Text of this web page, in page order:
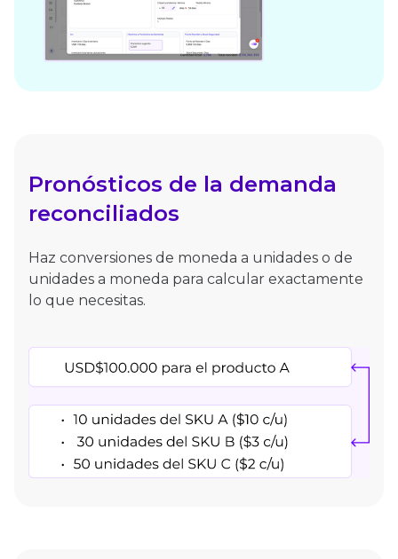
Pronósticos de la demanda
reconciliados
Haz conversiones de moneda a unidades o de
unidades a moneda para calcular exactamente
lo que necesitas.